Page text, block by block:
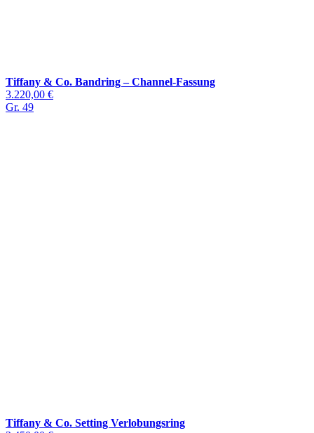
Tiffany & Co. Bandring – Channel-Fassung
3.220,00 €
Gr. 49
Tiffany & Co. Setting Verlobungsring